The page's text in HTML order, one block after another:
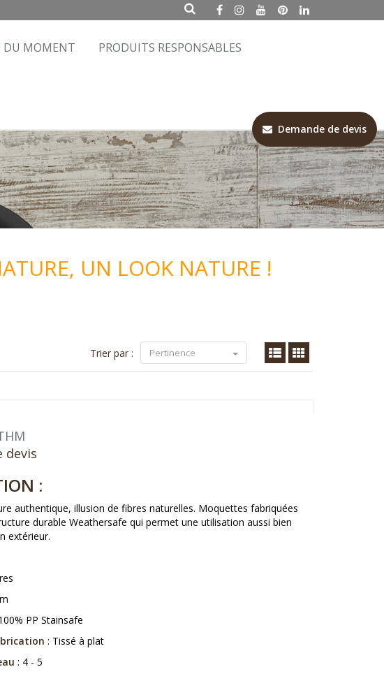
DU MOMENT PRODUITS RESPONSABLES
UN LOOK NATURE !
Trier par : Pertinence
devis
:
authentique, illusion de fibres naturelles. Moquettes fabriquées
durable Weathersafe qui permet une utilisation aussi bien
extérieur.
PP Stainsafe
: Tissé à plat
: 4 - 5
Demande de devis